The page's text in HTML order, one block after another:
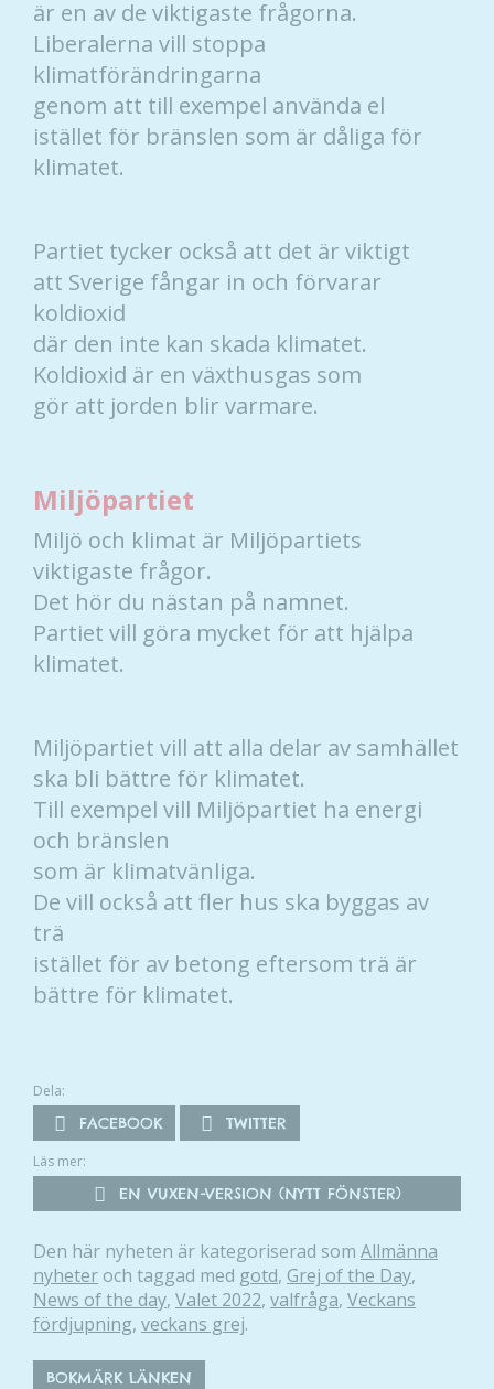
är en av de viktigaste frågorna.
Liberalerna vill stoppa
klimatförändringarna
genom att till exempel använda el
istället för bränslen som är dåliga för
klimatet.
Partiet tycker också att det är viktigt
att Sverige fångar in och förvarar
koldioxid
där den inte kan skada klimatet.
Koldioxid är en växthusgas som
gör att jorden blir varmare.
Miljöpartiet
Miljö och klimat är Miljöpartiets
viktigaste frågor.
Det hör du nästan på namnet.
Partiet vill göra mycket för att hjälpa
klimatet.
Miljöpartiet vill att alla delar av samhället
ska bli bättre för klimatet.
Till exempel vill Miljöpartiet ha energi
och bränslen
som är klimatvänliga.
De vill också att fler hus ska byggas av
trä
istället för av betong eftersom trä är
bättre för klimatet.
Dela:
FACEBOOK TWITTER
Läs mer:
EN VUXEN-VERSION (NYTT FÖNSTER)
Den här nyheten är kategoriserad som Allmänna
nyheter och taggad med gotd, Grej of the Day,
News of the day, Valet 2022, valfråga, Veckans
fördjupning, veckans grej.
BOKMÄRK LÄNKEN
Upplevelse
bra som
möjligt
kommer viss
funktionalitet
hemsidan.
surfar ökar du
personligt
anpassat innehåll
och erbjudanden.